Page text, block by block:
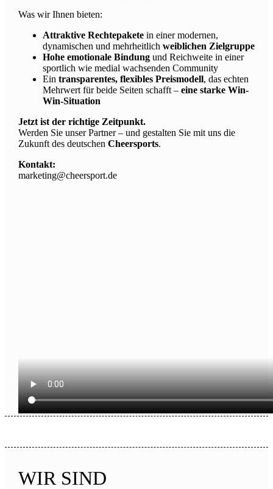
Was wir Ihnen bieten:
Attraktive Rechtepaketein einer modernen,
dynamischen und mehrheitlich weiblichen Zielgruppe
Hohe emotionale Bindungund Reichweite in einer
sportlich wie medial wachsenden Community
Ein transparentes, flexibles Preismodell, das echten
Mehrwert für beide Seiten schafft – eine starke Win-
Win-Situation
Jetzt ist der richtige Zeitpunkt.
Werden Sie unser Partner – und gestalten Sie mit uns die
Zukunft des deutschen Cheersports.
Kontakt:
marketing@cheersport.de
WIR SIND